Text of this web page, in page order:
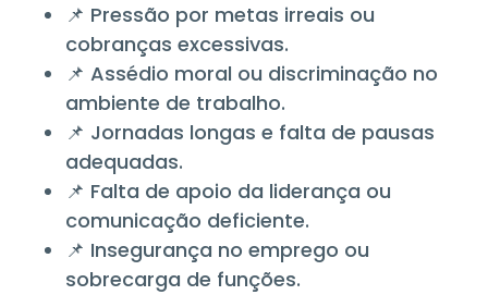
📌 Pressão por metas irreais ou
cobranças excessivas.
📌 Assédio moral ou discriminação no
ambiente de trabalho.
📌 Jornadas longas e falta de pausas
adequadas.
📌 Falta de apoio da liderança ou
comunicação deficiente.
📌 Insegurança no emprego ou
sobrecarga de funções.